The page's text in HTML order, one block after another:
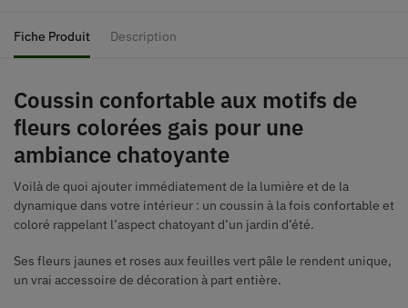
Fiche Produit Description
Coussin confortable aux motifs de
fleurs colorées gais pour une
ambiance chatoyante
Voilà de quoi ajouter immédiatement de la lumière et de la
dynamique dans votre intérieur : un coussin à la fois confortable et
coloré rappelant l’aspect chatoyant d’un jardin d’été.
Ses fleurs jaunes et roses aux feuilles vert pâle le rendent unique,
un vrai accessoire de décoration à part entière.